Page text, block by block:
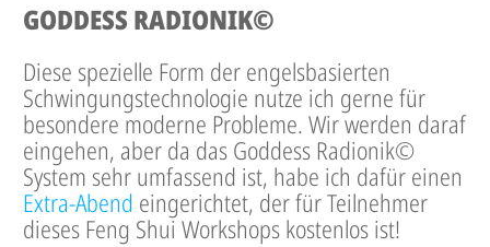
GODDESS RADIONIK©
Diese spezielle Form der engelsbasierten
Schwingungstechnologie nutze ich gerne für
besondere moderne Probleme. Wir werden daraf
eingehen, aber da das Goddess Radionik©
System sehr umfassend ist, habe ich dafür einen
Extra-Abend eingerichtet, der für Teilnehmer
dieses Feng Shui Workshops kostenlos ist!